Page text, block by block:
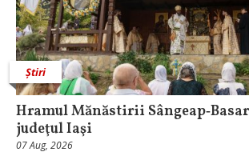
Știri
Hramul Mănăstirii
judeţul Iaşi
07 Aug, 2026